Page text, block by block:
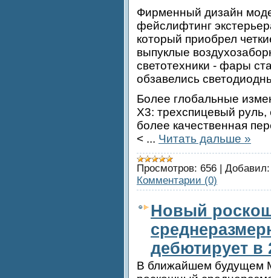
Фирменный дизайн
фейслифтинг
который приобрел
выпуклые
светотехники - фары
обзавелись
Более глобальные
Х3: трехспицевый
более качественная
< ... Читать дальше »
Просмотров: 656
Добавил:
Комментарии (0)
Новый
дебютирует в
В ближайшем будущем